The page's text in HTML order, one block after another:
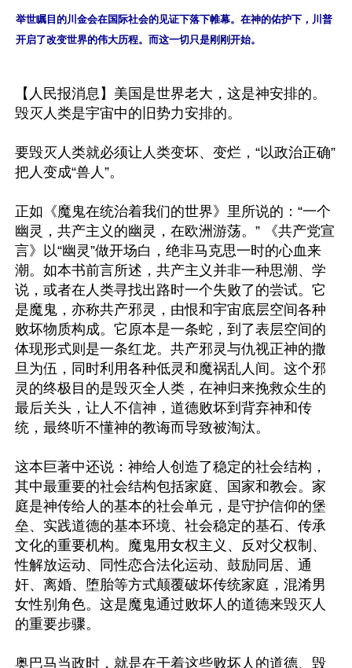
举世瞩目的川金会在国际社会的见证下落下帷幕。在神的佑护下，川普
开启了改变世界的伟大历程。而这一切只是刚刚开始。
【人民报消息】美国是世界老大，这是神安排的。
毁灭人类是宇宙中的旧势力安排的。
要毁灭人类就必须让人类变坏、变烂，“以政治正确”
把人变成“兽人”。
正如《魔鬼在统治着我们的世界》里所说的：“一个
幽灵，共产主义的幽灵，在欧洲游荡。” 《共产党宣
言》以“幽灵”做开场白，绝非马克思一时的心血来
潮。如本书前言所述，共产主义并非一种思潮、学
说，或者在人类寻找出路时一个失败了的尝试。它
是魔鬼，亦称共产邪灵，由恨和宇宙底层空间各种
败坏物质构成。它原本是一条蛇，到了表层空间的
体现形式则是一条红龙。共产邪灵与仇视正神的撒
旦为伍，同时利用各种低灵和魔祸乱人间。这个邪
灵的终极目的是毁灭全人类，在神归来挽救众生的
最后关头，让人不信神，道德败坏到背弃神和传
统，最终听不懂神的教诲而导致被淘汰。
这本巨著中还说：神给人创造了稳定的社会结构，
其中最重要的社会结构包括家庭、国家和教会。家
庭是神传给人的基本的社会单元，是守护信仰的堡
垒、实践道德的基本环境、社会稳定的基石、传承
文化的重要机构。魔鬼用女权主义、反对父权制、
性解放运动、同性恋合法化运动、鼓励同居、通
奸、离婚、堕胎等方式颠覆破坏传统家庭，混淆男
女性别角色。这是魔鬼通过败坏人的道德来毁灭人
的重要步骤。
奥巴马当政时，就是在干着这些败坏人的道德、毁